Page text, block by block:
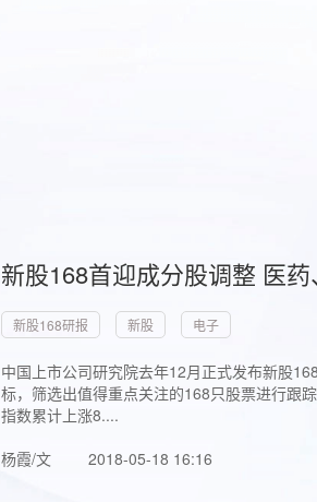
新股168首迎成分股调整 医
新股168研报 新股 电子
中国上市公司研究院去年12月正式发布新股
标，筛选出值得重点关注的168只股票进行跟
指数累计上涨8....
杨霞/文
2018-05-18 16:16